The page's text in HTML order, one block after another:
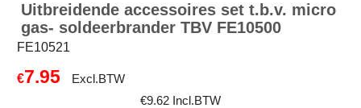
Uitbreidende accessoires set t.b.v. micro
gas- soldeerbrander TBV FE10500
FE10521
€7.95
Excl.BTW
€9.62 Incl.BTW